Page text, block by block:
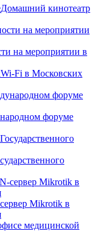
Домашний кинотеатр
на мероприятии в
Wi-Fi в Московских
форуме
Mikrotik в